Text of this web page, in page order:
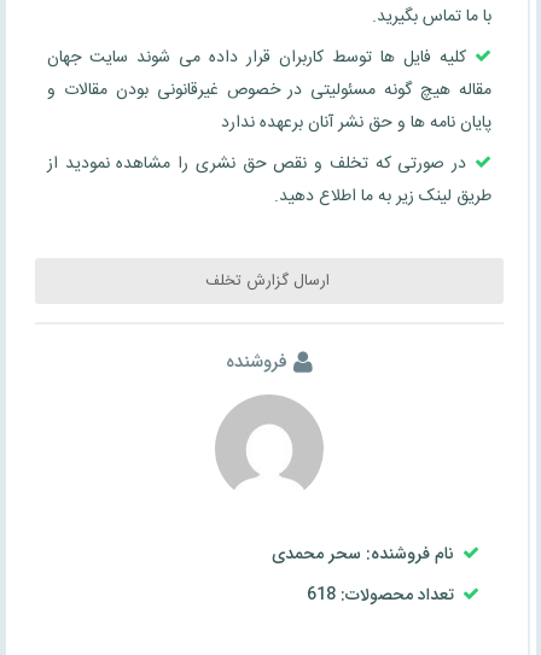
با ما تماس بگیرید.
کلیه فایل ها توسط کاربران قرار داده می شوند سایت جهان
مقاله هیچ گونه مسئولیتی در خصوص غیرقانونی بودن مقالات و
پایان نامه ها و حق نشر آنان برعهده ندارد
در صورتی که تخلف و نقص حق نشری را مشاهده نمودید از
طریق لینک زیر به ما اطلاع دهید.
ارسال گزارش تخلف
فروشنده
نام فروشنده: سحر محمدی
تعداد محصولات: 618